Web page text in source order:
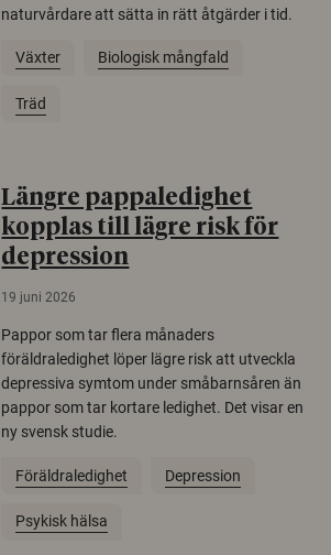
naturvårdare att sätta in rätt åtgärder i tid.
Växter Biologisk mångfald
Träd
Längre pappaledighet
kopplas till lägre risk för
depression
19 juni 2026
Pappor som tar flera månaders
föräldraledighet löper lägre risk att utveckla
depressiva symtom under småbarnsåren än
pappor som tar kortare ledighet. Det visar en
ny svensk studie.
Föräldraledighet Depression
Psykisk hälsa